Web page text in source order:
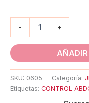
- +
SKU: 0605 Categoría:
Etiquetas: CONTROL